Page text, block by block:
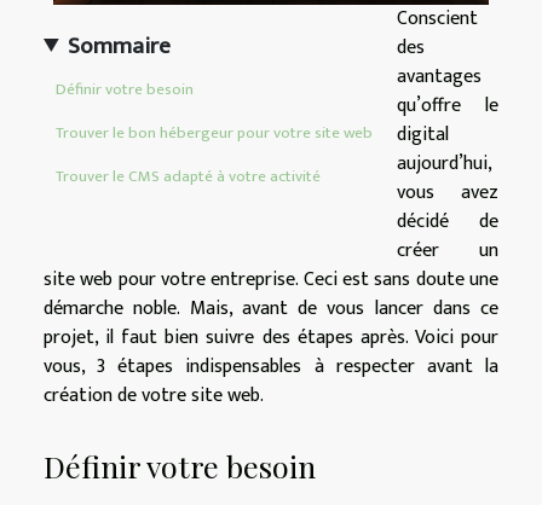
Sommaire
Définir votre besoin
Trouver le bon hébergeur pour votre site web
Trouver le CMS adapté à votre activité
Conscient
des
avantages
qu’offre le
digital
aujourd’hui,
vous avez
décidé de
créer un
site web pour votre entreprise. Ceci est sans doute une
démarche noble. Mais, avant de vous lancer dans ce
projet, il faut bien suivre des étapes après. Voici pour
vous, 3 étapes indispensables à respecter avant la
création de votre site web.
Définir votre besoin